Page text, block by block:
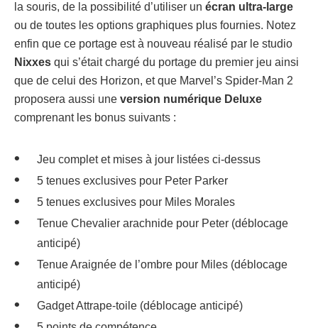
la souris, de la possibilité d’utiliser un écran ultra-large
ou de toutes les options graphiques plus fournies. Notez
enfin que ce portage est à nouveau réalisé par le studio
Nixxes qui s’était chargé du portage du premier jeu ainsi
que de celui des Horizon, et que Marvel’s Spider-Man 2
proposera aussi une version numérique Deluxe
comprenant les bonus suivants :
Jeu complet et mises à jour listées ci-dessus
5 tenues exclusives pour Peter Parker
5 tenues exclusives pour Miles Morales
Tenue Chevalier arachnide pour Peter (déblocage
anticipé)
Tenue Araignée de l’ombre pour Miles (déblocage
anticipé)
Gadget Attrape-toile (déblocage anticipé)